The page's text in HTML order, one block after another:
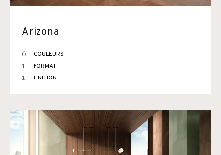
Arizona
6 COULEURS
1 FORMAT
1 FINITION